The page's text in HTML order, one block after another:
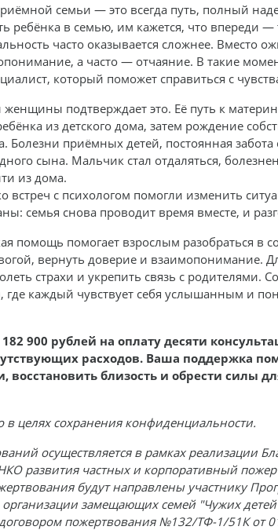
семьи — это всегда путь, полный
ребёнка в семью, им кажется, что впереди
часто оказывается сложнее. Вместо
а часто — отчаяние. В такие
который поможет справиться с
подтверждает это. Её путь к
из детского дома, затем рождение
Болезни приёмных детей, постоянная
сына. Мальчик стал отдаляться,
из дома.
встреч с психологом помогли изменить
семья снова проводит время вместе, и
помощь помогает взрослым разобраться в
вернуть доверие и взаимопонимание.
страхи и укрепить связь с родителями.
где каждый чувствует себя услышанным и
900 рублей на оплату десяти
расходов. Ваша поддержка
восстановить близость и обрести силы
целях сохранения конфиденциальности.
осуществляется в рамках реализации
развития частных и корпоративный
будут направлены участнику
замещающих семей "Чужих детей
пожертвования №132/ТФ-1/51К от